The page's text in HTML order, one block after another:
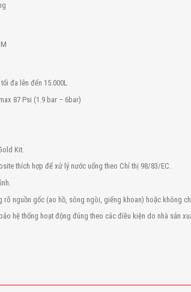
đa lên đến 15.000L
87 Psi (1.9 bar – 6bar)
Kit.
thích hợp để xử lý nước uống theo Chỉ thị 98/83/EC.
nguồn gốc (ao hồ, sông ngòi, giếng khoan) hoặc không
hệ thống hoạt động đúng theo các điều kiện do nhà sản